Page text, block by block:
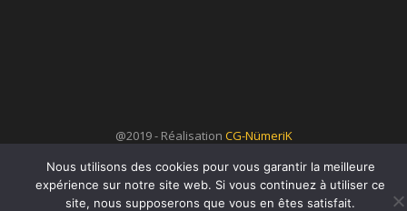
@2019 - Réalisation CG-NümeriK
Nous utilisons des cookies pour vous garantir la meilleure
expérience sur notre site web. Si vous continuez à utiliser ce
site, nous supposerons que vous en êtes satisfait.